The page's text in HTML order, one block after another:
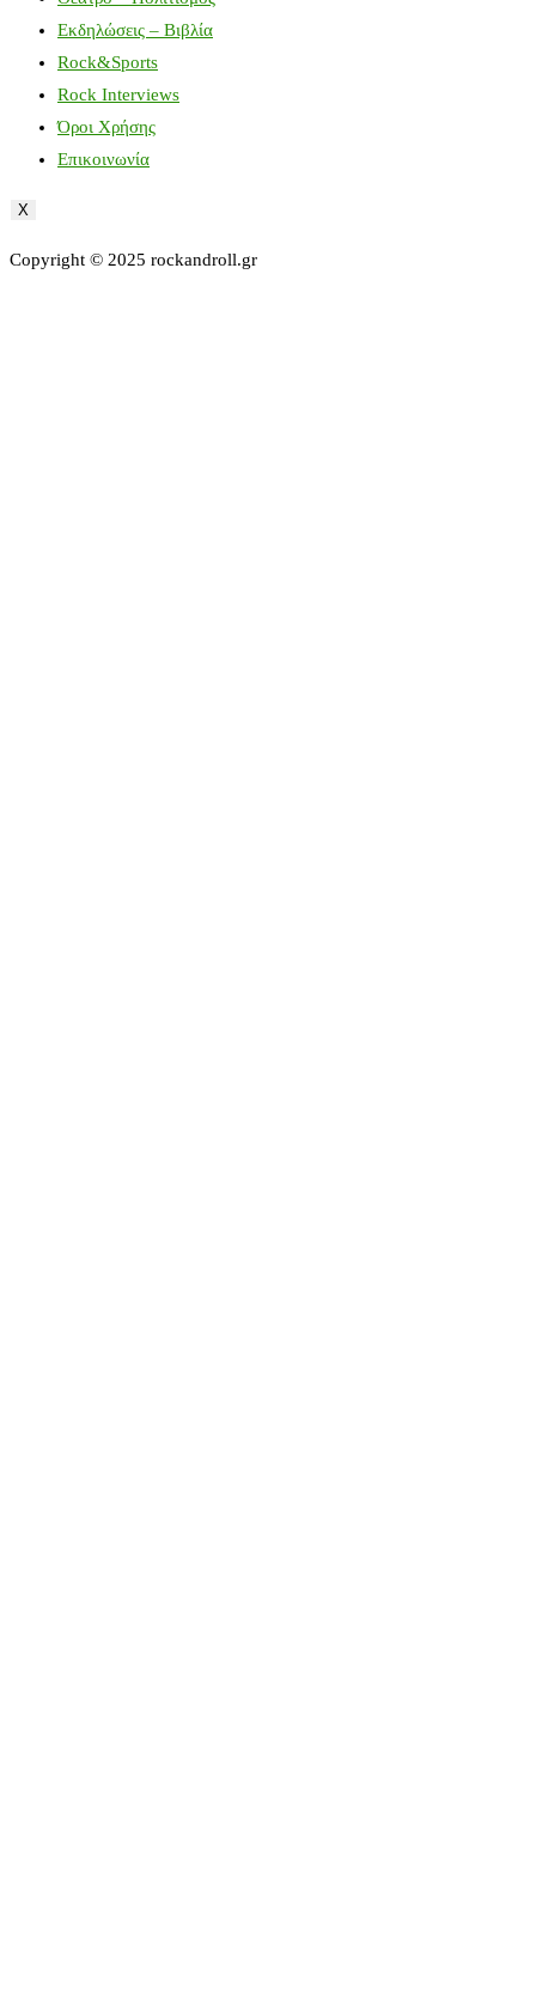
Εκδηλώσεις – Βιβλία
Rock&Sports
Rock Interviews
Όροι Χρήσης
Επικοινωνία
X
Copyright © 2025 rockandroll.gr